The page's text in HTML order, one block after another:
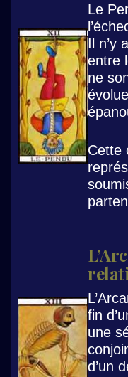
Le
Il n’y
entre
ne
Cette
fin
une
d’un